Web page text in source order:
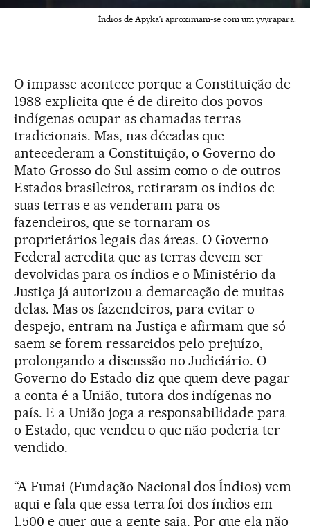
Índios de Apyka’i aproximam-se com um yvyrapara.
O impasse acontece porque a Constituição de
1988 explicita que é de direito dos povos
indígenas ocupar as chamadas terras
tradicionais. Mas, nas décadas que
antecederam a Constituição, o Governo do
Mato Grosso do Sul assim como o de outros
Estados brasileiros, retiraram os índios de
suas terras e as venderam para os
fazendeiros, que se tornaram os
proprietários legais das áreas. O Governo
Federal acredita que as terras devem ser
devolvidas para os índios e o Ministério da
Justiça já autorizou a demarcação de muitas
delas. Mas os fazendeiros, para evitar o
despejo, entram na Justiça e afirmam que só
saem se forem ressarcidos pelo prejuízo,
prolongando a discussão no Judiciário. O
Governo do Estado diz que quem deve pagar
a conta é a União, tutora dos indígenas no
país. E a União joga a responsabilidade para
o Estado, que vendeu o que não poderia ter
vendido.
“A Funai (Fundação Nacional dos Índios) vem
aqui e fala que essa terra foi dos índios em
1.500 e quer que a gente saia. Por que ela não